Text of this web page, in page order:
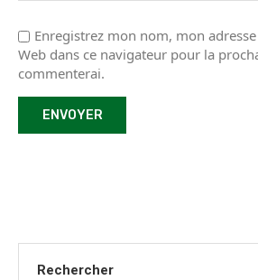
Enregistrez mon nom, mon
Web dans ce navigateur pour la
commenterai.
Rechercher